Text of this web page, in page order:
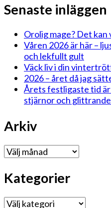
Senaste inläggen
Orolig mage? Det
Våren 2026 är här –
och lekfullt gult
Väck liv i din
2026 – året då jag
Årets festligaste tid är
stjärnor och glittrande
Arkiv
Arkiv
Kategorier
Kategorier